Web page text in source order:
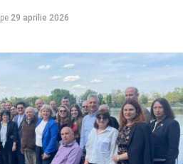
pe 29 aprilie 2026